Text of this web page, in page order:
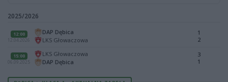
2025/2026
12:00
12.04.2026
DAP Dębica
LKS Głowaczowa
1
2
15:00
06.09.2025
LKS Głowaczowa
DAP Dębica
3
1